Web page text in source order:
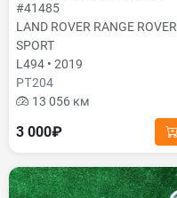
#41485
LAND ROVER RANGE ROVER
SPORT
L494 • 2019
PТ204
13 056 км
3 000₽